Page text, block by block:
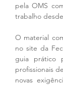
pela OMS
trabalho
O material
no site da
guia prático
profissionais
novas